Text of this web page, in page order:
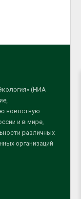
(НИА
новостную
и в мире,
различных
организаций